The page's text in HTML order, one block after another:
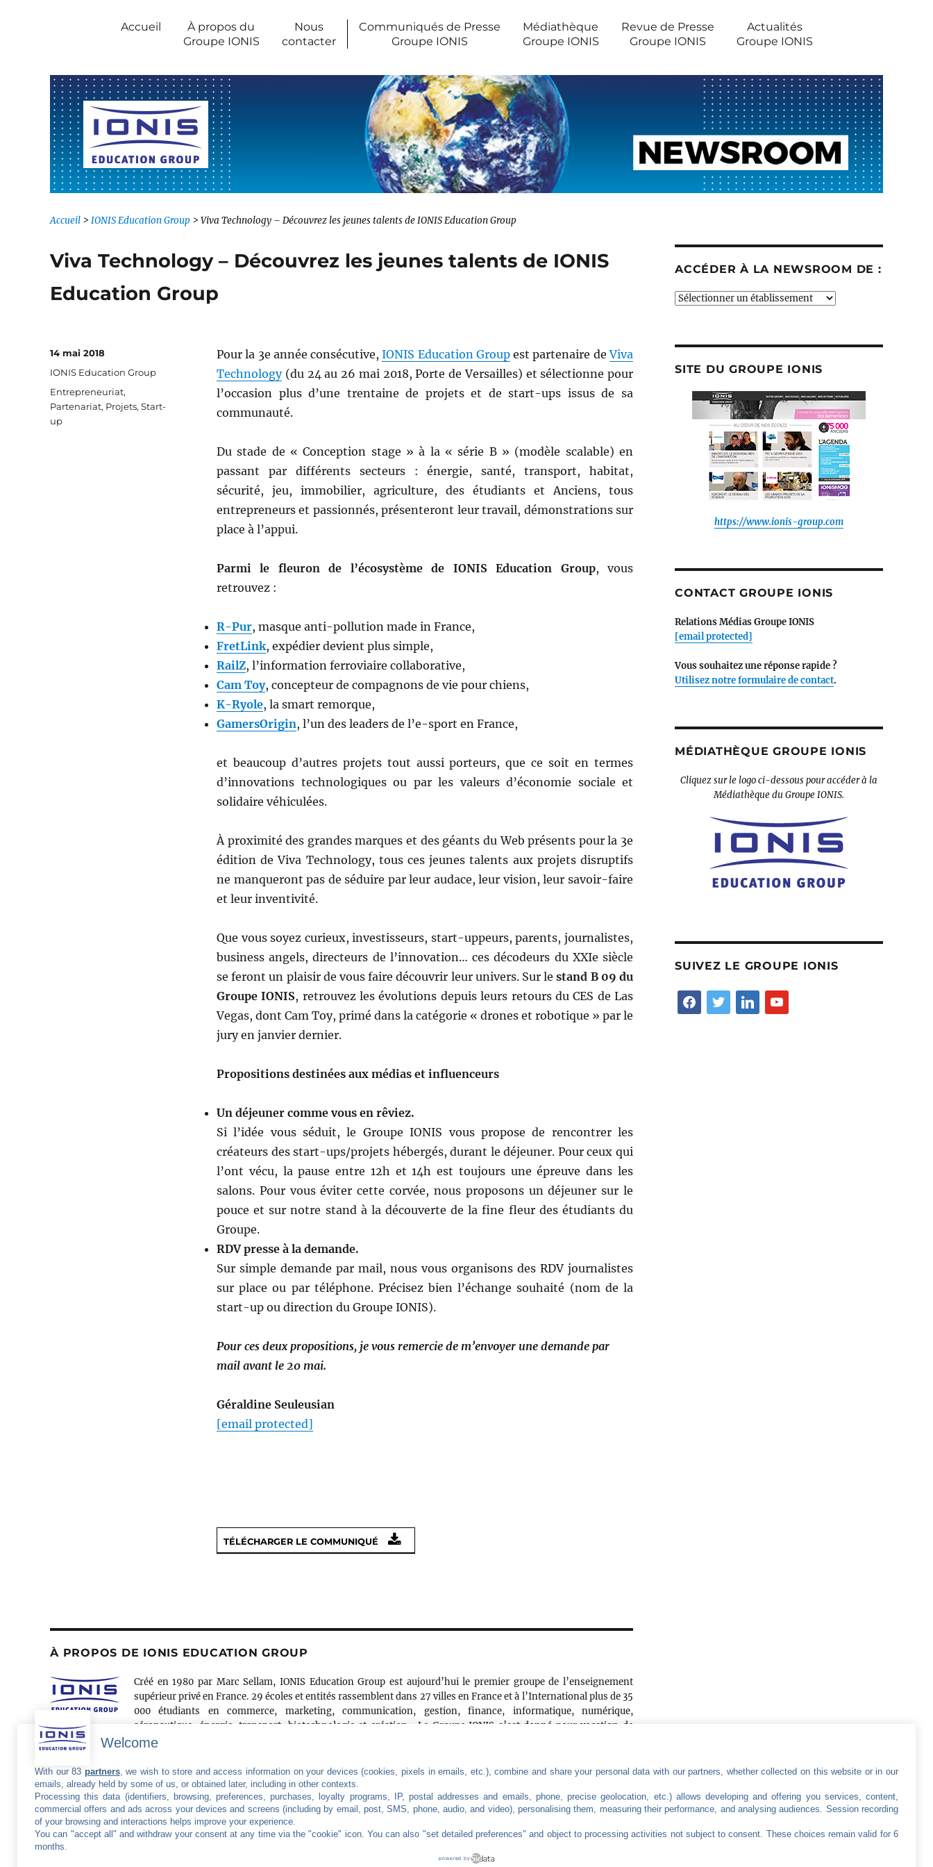
Accueil
À propos du
Groupe IONIS
Nous
contacter
Communiqués de Presse
Groupe IONIS
Médiathèque
Groupe IONIS
Revue de Presse
Groupe IONIS
Actualités
Groupe IONIS
Accueil > IONIS Education Group > Viva Technology – Découvrez les jeunes talents de IONIS Education Group
Viva Technology – Découvrez les jeunes talents de IONIS
Education Group
Pour la 3e année consécutive,IONIS Education Groupest partenaire deViva
Technology(du 24 au 26 mai 2018, Porte de Versailles) et sélectionne pour
l’occasion plus d’une trentaine de projets et de start-ups issus de sa
communauté.
Du stade de « Conception stage » à la « série B » (modèle scalable) en
passant par différents secteurs : énergie, santé, transport, habitat,
sécurité, jeu, immobilier, agriculture, des étudiants et Anciens, tous
entrepreneurs et passionnés, présenteront leur travail, démonstrations sur
place à l’appui.
Parmi le fleuron de l’écosystème de IONIS Education Group, vous
retrouvez :
R-Pur, masque anti-pollution made in France,
FretLink, expédier devient plus simple,
RailZ, l’information ferroviaire collaborative,
Cam Toy, concepteur de compagnons de vie pour chiens,
K-Ryole, la smart remorque,
GamersOrigin, l’un des leaders de l’e-sport en France,
et beaucoup d’autres projets tout aussi porteurs, que ce soit en termes
d’innovations technologiques ou par les valeurs d’économie sociale et
solidaire véhiculées.
À proximité des grandes marques et des géants du Web présents pour la 3e
édition de Viva Technology, tous ces jeunes talents aux projets disruptifs
ne manqueront pas de séduire par leur audace, leur vision, leur savoir-faire
et leur inventivité.
Que vous soyez curieux, investisseurs, start-uppeurs, parents, journalistes,
business angels, directeurs de l’innovation… ces décodeurs du XXIe siècle
se feront un plaisir de vous faire découvrir leur univers. Sur le stand B 09 du
Groupe IONIS, retrouvez les évolutions depuis leurs retours du CES de Las
Vegas, dont Cam Toy, primé dans la catégorie « drones et robotique » par le
jury en janvier dernier.
Propositions destinées aux médias et influenceurs
Un déjeuner comme vous en rêviez.
Si l’idée vous séduit, le Groupe IONIS vous propose de rencontrer les
créateurs des start-ups/projets hébergés, durant le déjeuner. Pour ceux qui
l’ont vécu, la pause entre 12h et 14h est toujours une épreuve dans les
salons. Pour vous éviter cette corvée, nous proposons un déjeuner sur le
pouce et sur notre stand à la découverte de la fine fleur des étudiants du
Groupe.
RDV presse à la demande.
Sur simple demande par mail, nous vous organisons des RDV journalistes
sur place ou par téléphone. Précisez bien l’échange souhaité (nom de la
start-up ou direction du Groupe IONIS).
Pour ces deux propositions, je vous remercie de m’envoyer une demande par
mail avant le 20 mai.
Géraldine Seuleusian
[email protected]
TÉLÉCHARGER LE COMMUNIQUÉ
Publié
le
14 mai 2018
Catégories
IONIS Education Group
Étiquettes
Entrepreneuriat,
Partenariat, Projets, Start-
up
À PROPOS DE IONIS EDUCATION GROUP
Créé en 1980 par Marc Sellam, IONIS Education Group est aujourd’hui le premier groupe de l’enseignement
supérieur privé en France. 29 écoles et entités rassemblent dans 27 villes en France et à l’International plus de 35
000 étudiants en commerce, marketing, communication, gestion, finance, informatique, numérique,
aéronautique, énergie, transport, biotechnologie et création… Le Groupe IONIS s’est donné pour vocation de
former les Nouvelles Intelligences de l’Entreprise d’aujourd’hui et de demain. Ouverture à l’International, grande sensibilité à
enseignées aux futurs diplômés des écoles du Groupe. Acteurs-clés de l’économie d’aujourd’hui et de demain, les alumni des écoles
du Groupe IONIS comptent plus de 100 000 membres.
https://www.ionis-group.com
ACCÉDER À LA NEWSROOM DE :
Accéder
:SITE DU GROUPE IONIS
https://www.ionis-group.com
CONTACT GROUPE IONIS
Relations Médias Groupe IONIS
[email protected]
Vous souhaitez une réponse rapide ?
Utilisez notre formulaire de contact.
MÉDIATHÈQUE GROUPE IONIS
Cliquez sur le logo ci-dessous pour accéder à la
Médiathèque du Groupe IONIS.
SUIVEZ LE GROUPE IONIS
facebooktwitter linkedinyoutube
Welcome
With our 83 partners, we wish to store and access information on your devices (cookies, pixels in emails, etc.), combine and share your personal data with our partners, whether collected on this website or in our
emails, already held by some of us, or obtained later, including in other contexts.
Processing this data (identifiers, browsing, preferences, purchases, loyalty programs, IP, postal addresses and emails, phone, precise geolocation, etc.) allows developing and offering you services, content,
commercial offers and ads across your devices and screens (including by email, post, SMS, phone, audio, and video), personalising them, measuring their performance, and analysing audiences. Session recording
of your browsing and interactions helps improve your experience.
You can "accept all" and withdraw your consent at any time via the "cookie" icon. You can also "set detailed preferences" and object to processing activities not subject to consent. These choices remain valid for 6
months.
powered by